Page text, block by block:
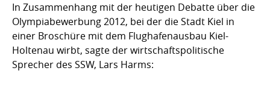
In Zusammenhang mit der heutigen Debatte über die
Olympiabewerbung 2012, bei der die Stadt Kiel in
einer Broschüre mit dem Flughafenausbau Kiel-
Holtenau wirbt, sagte der wirtschaftspolitische
Sprecher des SSW, Lars Harms: